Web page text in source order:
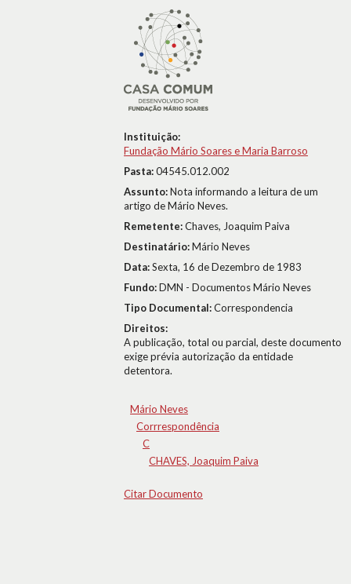
Instituição:
Fundação Mário Soares e Maria Barroso
Pasta:04545.012.002
Assunto:Nota informando a leitura de um
artigo de Mário Neves.
Remetente:Chaves, Joaquim Paiva
Destinatário:Mário Neves
Data:Sexta, 16 de Dezembro de 1983
Fundo:DMN - Documentos Mário Neves
Tipo Documental:Correspondencia
Direitos:
A publicação, total ou parcial, deste documento
exige prévia autorização da entidade
detentora.
Mário Neves
Corrrespondência
C
CHAVES, Joaquim Paiva
Citar Documento